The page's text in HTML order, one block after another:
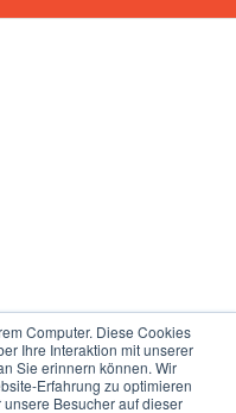
Computer. Diese Cookies
Ihre Interaktion mit unserer
Sie erinnern können. Wir
Erfahrung zu optimieren
Besucher auf dieser